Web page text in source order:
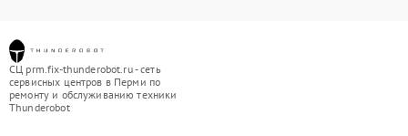
СЦ prm.fix-thunderobot.ru - сеть
сервисных центров в Перми по
ремонту и обслуживанию техники
Thunderobot